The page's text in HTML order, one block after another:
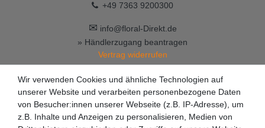
+49 7363 9200300
✉ info@floral-Direkt.de
» Händlerzugang beantragen
Vertrag widerrufen
Wir verwenden Cookies und ähnliche Technologien auf
unserer Website und verarbeiten personenbezogene Daten
von Besucher:innen unserer Webseite (z.B. IP-Adresse), um
z.B. Inhalte und Anzeigen zu personalisieren, Medien von